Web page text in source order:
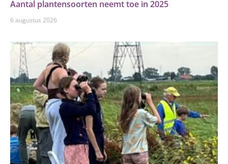
Aantal plantensoorten neemt toe in 2025
6 augustus 2026